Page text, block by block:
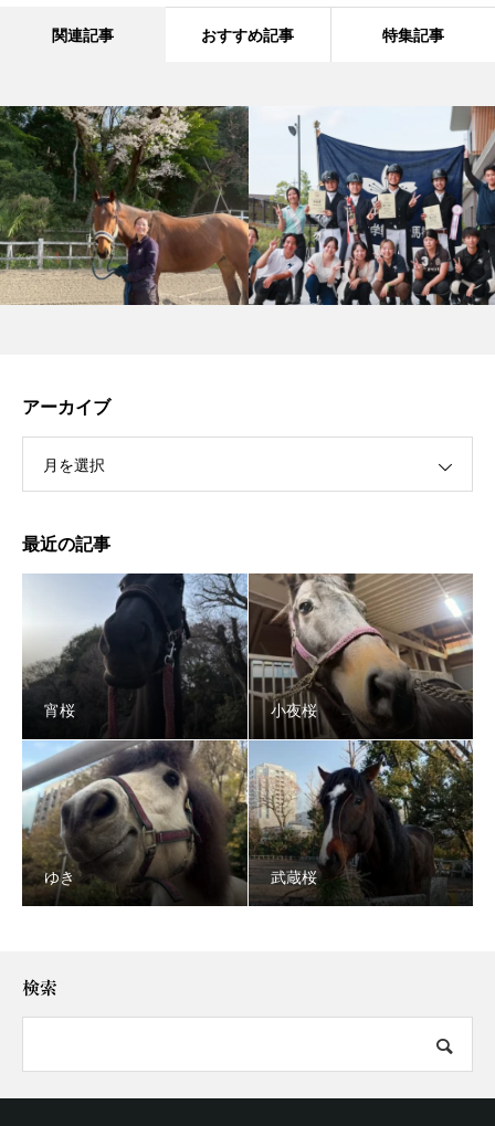
関連記事 おすすめ記事 特集記事
アーカイブ
月を選択
最近の記事
宵桜 小夜桜
ゆき 武蔵桜
検索